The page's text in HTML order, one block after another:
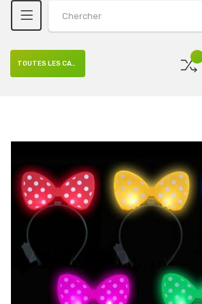
TOUTES LES CATÉGORIES